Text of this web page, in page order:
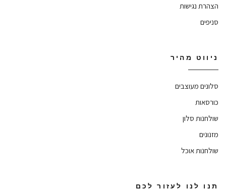
הצהרת נגישות
סניפים
ניווט מהיר
סלונים מעוצבים
כורסאות
שולחנות סלון
מזנונים
שולחנות אוכל
תנו לנו לעזור לכם